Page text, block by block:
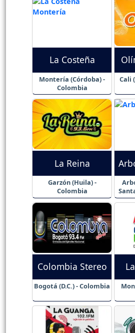
La Costeña
Montería (Córdoba) -
Colombia
Cali
La Reina
Garzón (Huila) -
Colombia
Colombia Stereo
Bogotá (D.C.) - Colombia